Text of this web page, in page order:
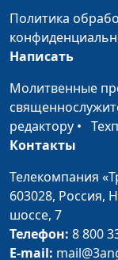
Престол Божий
Лаодикия: народ
Филадельфия:
проповедь
Опасности и
искушения
Смирна и
Верность Богу
Политика
Написать
Молитвенные
редактору •
Контакты
Телекомпания
603028, Россия,
шоссе, 7
Телефон: 8 800
E-mail: